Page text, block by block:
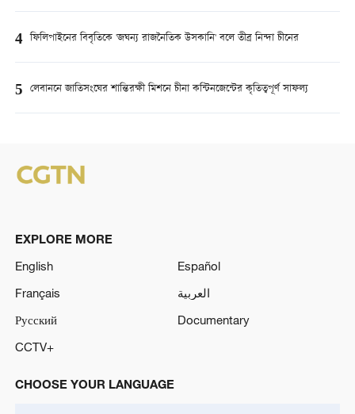
4 ফিলিপাইনের বিবৃতিকে 'জঘন্য রাজনৈতিক উসকানি' বলে তীব্র নিন্দা চীনের
5 লেবাননে জাতিসংঘের শান্তিরক্ষী মিশনে চীনা কন্টিনজেন্টের কৃতিত্বপূর্ণ সাফল্য
EXPLORE MORE
English
Español
Français
العربية
Русский
Documentary
CCTV+
CHOOSE YOUR LANGUAGE